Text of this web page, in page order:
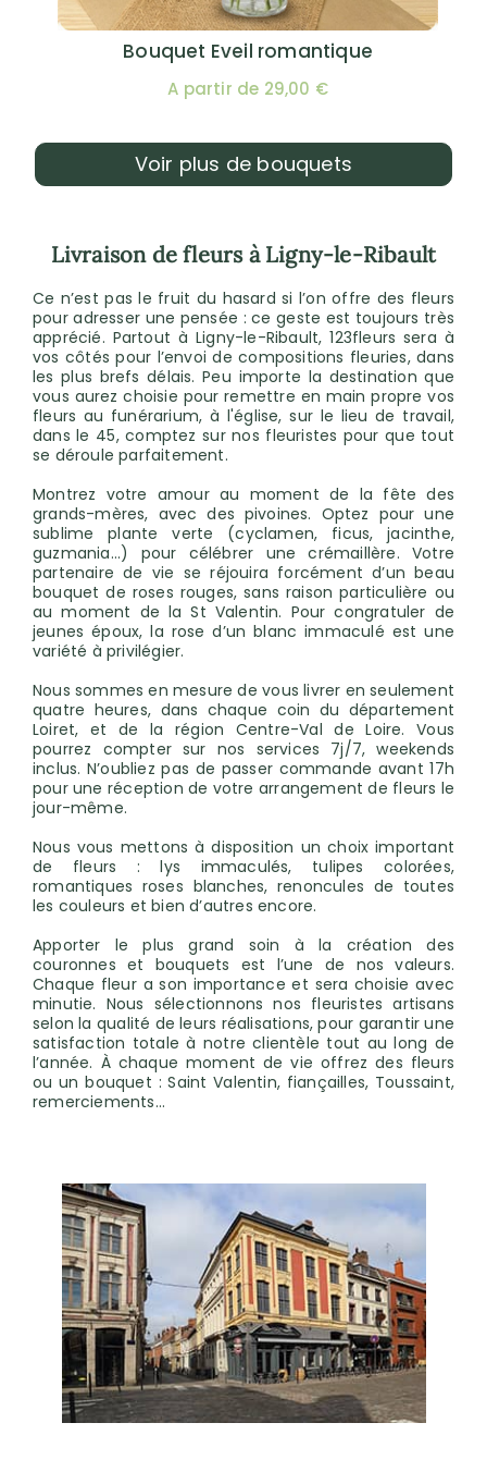
Bouquet Eveil romantique
A partir de 29,00 €
Voir plus de bouquets
Livraison de fleurs à Ligny-le-Ribault
Ce n’est pas le fruit du hasard si l’on offre des fleurs
pour adresser une pensée : ce geste est toujours très
apprécié. Partout à Ligny-le-Ribault, 123fleurs sera à
vos côtés pour l’envoi de compositions fleuries, dans
les plus brefs délais. Peu importe la destination que
vous aurez choisie pour remettre en main propre vos
fleurs au funérarium, à l'église, sur le lieu de travail,
dans le 45, comptez sur nos fleuristes pour que tout
se déroule parfaitement.
Montrez votre amour au moment de la fête des
grands-mères, avec des pivoines. Optez pour une
sublime plante verte (cyclamen, ficus, jacinthe,
guzmania...) pour célébrer une crémaillère. Votre
partenaire de vie se réjouira forcément d’un beau
bouquet de roses rouges, sans raison particulière ou
au moment de la St Valentin. Pour congratuler de
jeunes époux, la rose d’un blanc immaculé est une
variété à privilégier.
Nous sommes en mesure de vous livrer en seulement
quatre heures, dans chaque coin du département
Loiret, et de la région Centre-Val de Loire. Vous
pourrez compter sur nos services 7j/7, weekends
inclus. N’oubliez pas de passer commande avant 17h
pour une réception de votre arrangement de fleurs le
jour-même.
Nous vous mettons à disposition un choix important
de fleurs : lys immaculés, tulipes colorées,
romantiques roses blanches, renoncules de toutes
les couleurs et bien d’autres encore.
Apporter le plus grand soin à la création des
couronnes et bouquets est l’une de nos valeurs.
Chaque fleur a son importance et sera choisie avec
minutie. Nous sélectionnons nos fleuristes artisans
selon la qualité de leurs réalisations, pour garantir une
satisfaction totale à notre clientèle tout au long de
l’année. À chaque moment de vie offrez des fleurs
ou un bouquet : Saint Valentin, fiançailles, Toussaint,
remerciements…